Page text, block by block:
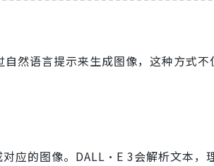
然语言提示来生成图像，这种方式不
应的图像。DALL·E 3会解析文本，